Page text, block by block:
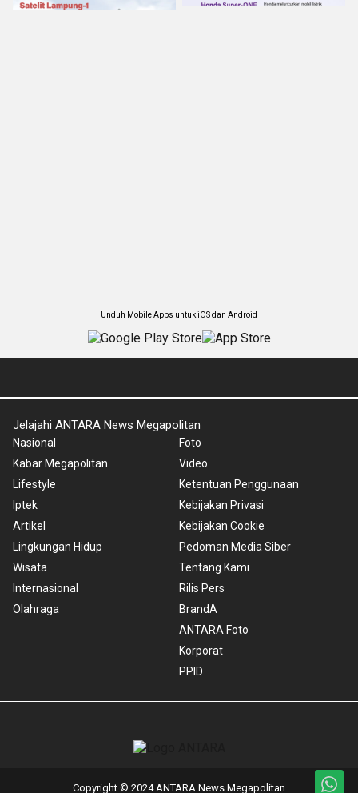
Unduh Mobile Apps untuk iOS dan Android
Jelajahi ANTARA News Megapolitan
Nasional
Kabar Megapolitan
Lifestyle
Iptek
Artikel
Lingkungan Hidup
Wisata
Internasional
Olahraga
Foto
Video
Ketentuan Penggunaan
Kebijakan Privasi
Kebijakan Cookie
Pedoman Media Siber
Tentang Kami
Rilis Pers
BrandA
ANTARA Foto
Korporat
PPID
Copyright © 2024 ANTARA News Megapolitan